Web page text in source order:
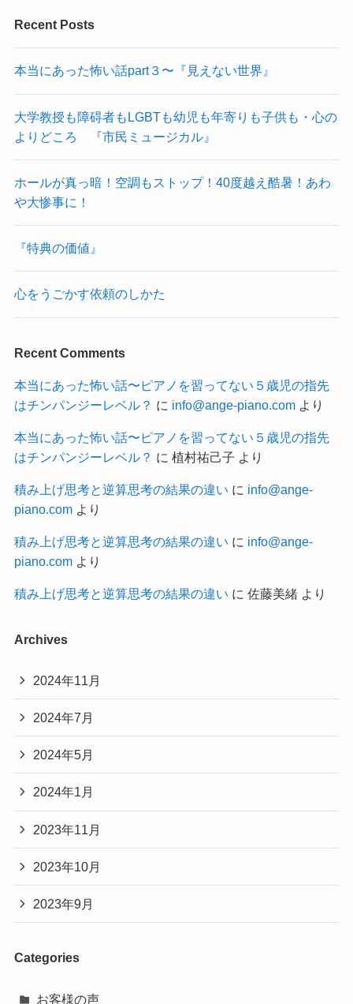
Recent Posts
本当にあった怖い話part３〜『見えない世界』
大学教授も障碍者もLGBTも幼児も年寄りも子供も・心の
よりどころ 『市民ミュージカル』
ホールが真っ暗！空調もストップ！40度越え酷暑！あわ
や大惨事に！
『特典の価値』
心をうごかす依頼のしかた
Recent Comments
本当にあった怖い話〜ピアノを習ってない５歳児の指先
はチンパンジーレベル？ に info@ange-piano.comより
本当にあった怖い話〜ピアノを習ってない５歳児の指先
はチンパンジーレベル？ に 植村祐己子 より
積み上げ思考と逆算思考の結果の違い に info@ange-
piano.comより
積み上げ思考と逆算思考の結果の違い に info@ange-
piano.comより
積み上げ思考と逆算思考の結果の違い に 佐藤美緒より
Archives
2024年11月
2024年7月
2024年5月
2024年1月
2023年11月
2023年10月
2023年9月
Categories
お客様の声